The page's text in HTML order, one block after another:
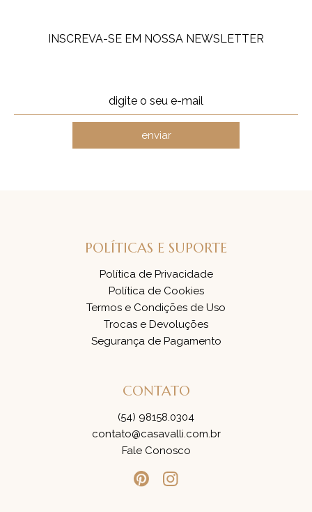
INSCREVA-SE EM NOSSA NEWSLETTER
enviar
POLÍTICAS E SUPORTE
Política de Privacidade
Política de Cookies
Termos e Condições de Uso
Trocas e Devoluções
Segurança de Pagamento
CONTATO
(54) 98158.0304
contato@casavalli.com.br
Fale Conosco